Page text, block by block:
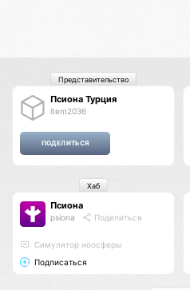
Псиона Турция
item2036
Представительство
Псиона
psiona Поделиться
Cимулятор ноосферы
Подписаться
Хаб